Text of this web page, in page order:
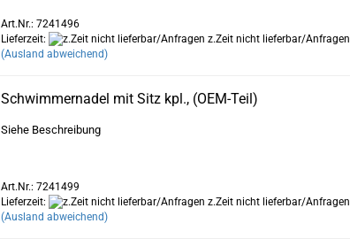
Art.Nr.: 7241496
Lieferzeit:
z.Zeit nicht lieferbar/Anfragen
(Ausland abweichend)
Schwimmernadel mit Sitz kpl., (OEM-Teil)
Siehe Beschreibung
Art.Nr.: 7241499
Lieferzeit:
z.Zeit nicht lieferbar/Anfragen
(Ausland abweichend)